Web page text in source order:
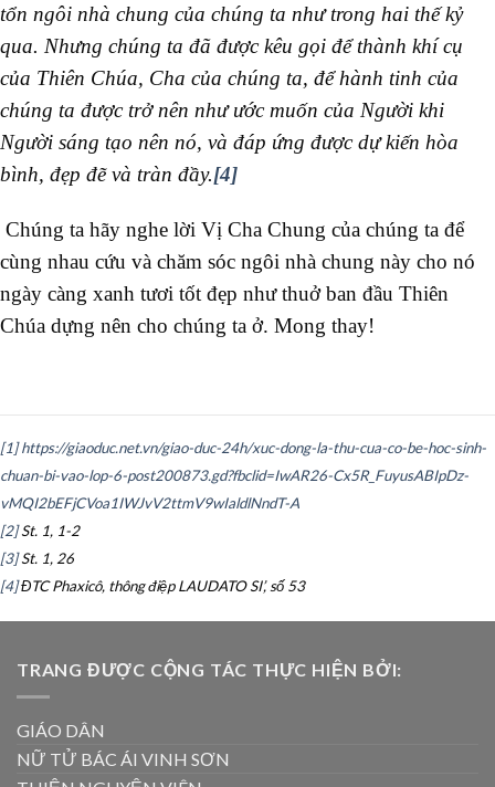
tổn ngôi nhà chung của chúng ta như trong hai thế kỷ
qua. Nhưng chúng ta đã được kêu gọi để thành khí cụ
của Thiên Chúa, Cha của chúng ta, để hành tinh của
chúng ta được trở nên như ước muốn của Người khi
Người sáng tạo nên nó, và đáp ứng được dự kiến hòa
bình, đẹp đẽ và tràn đầy.[4]
Chúng ta hãy nghe lời Vị Cha Chung của chúng ta để
cùng nhau cứu và chăm sóc ngôi nhà chung này cho nó
ngày càng xanh tươi tốt đẹp như thuở ban đầu Thiên
Chúa dựng nên cho chúng ta ở. Mong thay!
[1] https://giaoduc.net.vn/giao-duc-24h/xuc-dong-la-thu-cua-co-be-hoc-sinh-
chuan-bi-vao-lop-6-post200873.gd?fbclid=IwAR26-Cx5R_FuyusABIpDz-
vMQI2bEFjCVoa1IWJvV2ttmV9wIaldlNndT-A
[2]St. 1, 1-2
[3]St. 1, 26
[4]ĐTC Phaxicô, thông điệp LAUDATO SI’, số 53
TRANG ĐƯỢC CỘNG TÁC THỰC HIỆN BỞI:
GIÁO DÂN
NỮ TỬ BÁC ÁI VINH SƠN